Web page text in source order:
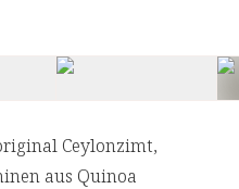
Ceylonzimt,
aus Quinoa